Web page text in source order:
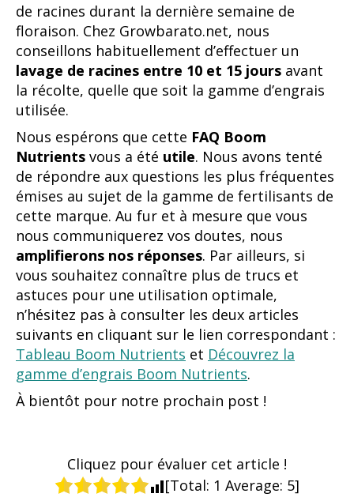
de racines durant la dernière semaine de
floraison. Chez Growbarato.net, nous
conseillons habituellement d’effectuer un
lavage de racines entre 10 et 15 jours avant
la récolte, quelle que soit la gamme d’engrais
utilisée.
Nous espérons que cette FAQ Boom
Nutrients vous a été utile. Nous avons tenté
de répondre aux questions les plus fréquentes
émises au sujet de la gamme de fertilisants de
cette marque. Au fur et à mesure que vous
nous communiquerez vos doutes, nous
amplifierons nos réponses. Par ailleurs, si
vous souhaitez connaître plus de trucs et
astuces pour une utilisation optimale,
n’hésitez pas à consulter les deux articles
suivants en cliquant sur le lien correspondant :
Tableau Boom Nutrients et Découvrez la
gamme d’engrais Boom Nutrients.
À bientôt pour notre prochain post !
Cliquez pour évaluer cet article !
[Total: 1 Average: 5]